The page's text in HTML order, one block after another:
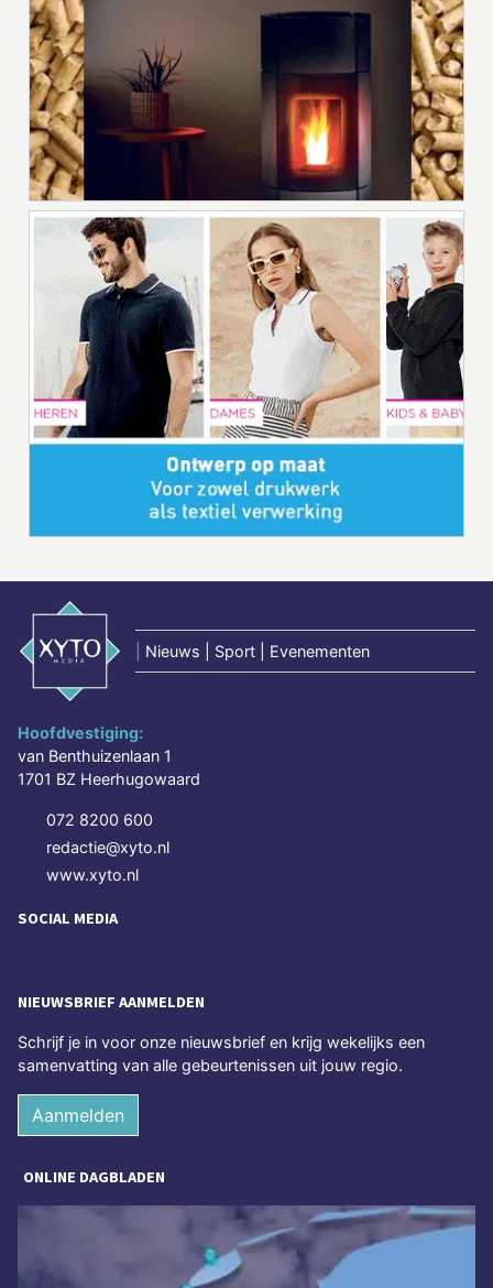
Nieuws | Sport | Evenementen
Hoofdvestiging:
van Benthuizenlaan 1
1701 BZ Heerhugowaard
072 8200 600
redactie@xyto.nl
www.xyto.nl
SOCIAL MEDIA
NIEUWSBRIEF AANMELDEN
Schrijf je in voor onze nieuwsbrief en krijg wekelijks een
samenvatting van alle gebeurtenissen uit jouw regio.
Aanmelden
ONLINE DAGBLADEN